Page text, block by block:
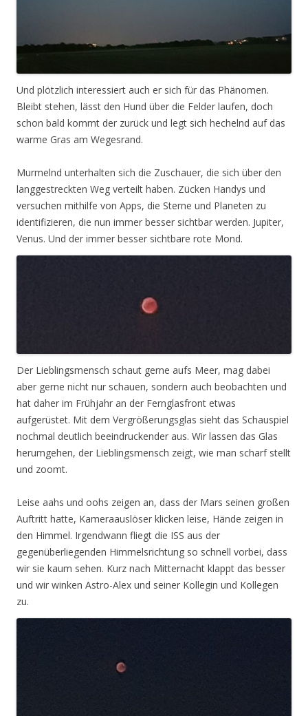
Und plötzlich interessiert auch er sich für das Phänomen.
Bleibt stehen, lässt den Hund über die Felder laufen, doch
schon bald kommt der zurück und legt sich hechelnd auf das
warme Gras am Wegesrand.
Murmelnd unterhalten sich die Zuschauer, die sich über den
langgestreckten Weg verteilt haben. Zücken Handys und
versuchen mithilfe von Apps, die Sterne und Planeten zu
identifizieren, die nun immer besser sichtbar werden. Jupiter,
Venus. Und der immer besser sichtbare rote Mond.
Der Lieblingsmensch schaut gerne aufs Meer, mag dabei
aber gerne nicht nur schauen, sondern auch beobachten und
hat daher im Frühjahr an der Fernglasfront etwas
aufgerüstet. Mit dem Vergrößerungsglas sieht das Schauspiel
nochmal deutlich beeindruckender aus. Wir lassen das Glas
herumgehen, der Lieblingsmensch zeigt, wie man scharf stellt
und zoomt.
Leise aahs und oohs zeigen an, dass der Mars seinen großen
Auftritt hatte, Kameraauslöser klicken leise, Hände zeigen in
den Himmel. Irgendwann fliegt die ISS aus der
gegenüberliegenden Himmelsrichtung so schnell vorbei, dass
wir sie kaum sehen. Kurz nach Mitternacht klappt das besser
und wir winken Astro-Alex und seiner Kollegin und Kollegen
zu.